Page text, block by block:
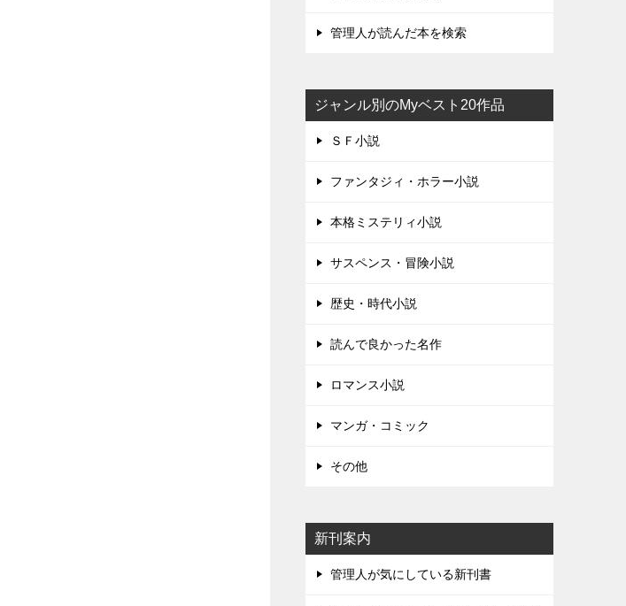
管理人が読んだ本を検索
ジャンル別のMyベスト20作品
ＳＦ小説
ファンタジィ・ホラー小説
本格ミステリィ小説
サスペンス・冒険小説
歴史・時代小説
読んで良かった名作
ロマンス小説
マンガ・コミック
その他
新刊案内
管理人が気にしている新刊書